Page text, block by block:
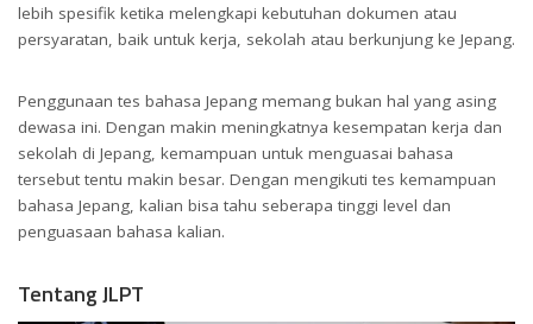
lebih spesifik ketika melengkapi kebutuhan dokumen atau
persyaratan, baik untuk kerja, sekolah atau berkunjung ke Jepang.
Penggunaan tes bahasa Jepang memang bukan hal yang asing
dewasa ini. Dengan makin meningkatnya kesempatan kerja dan
sekolah di Jepang, kemampuan untuk menguasai bahasa
tersebut tentu makin besar. Dengan mengikuti tes kemampuan
bahasa Jepang, kalian bisa tahu seberapa tinggi level dan
penguasaan bahasa kalian.
Tentang JLPT